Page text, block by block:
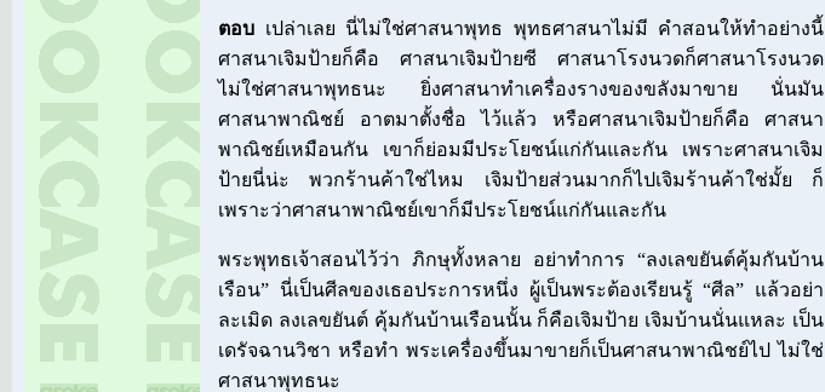
ตอบ เปล่าเลย นี่ไม่ใช่ศาสนาพุทธ พุทธศาสนาไม่มี คำสอนให้ทำอย่างนี้
ศาสนาเจิมป้ายก็คือ ศาสนาเจิมป้ายซี ศาสนาโรงนวดก็ศาสนาโรงนวด
ไม่ใช่ศาสนาพุทธนะ ยิ่งศาสนาทำเครื่องรางของขลังมาขาย นั่นมัน
ศาสนาพาณิชย์ อาตมาตั้งชื่อ ไว้แล้ว หรือศาสนาเจิมป้ายก็คือ ศาสนา
พาณิชย์เหมือนกัน เขาก็ย่อมมีประโยชน์แก่กันและกัน เพราะศาสนาเจิม
ป้ายนี่น่ะ พวกร้านค้าใช่ไหม เจิมป้ายส่วนมากก็ไปเจิมร้านค้าใช่มั้ย ก็
เพราะว่าศาสนาพาณิชย์เขาก็มีประโยชน์แก่กันและกัน
พระพุทธเจ้าสอนไว้ว่า ภิกษุทั้งหลาย อย่าทำการ “ลงเลขยันต์คุ้มกันบ้าน
เรือน” นี่เป็นศีลของเธอประการหนึ่ง ผู้เป็นพระต้องเรียนรู้ “ศีล” แล้วอย่า
ละเมิด ลงเลขยันต์ คุ้มกันบ้านเรือนนั้น ก็คือเจิมป้าย เจิมบ้านนั่นแหละ เป็น
เดรัจฉานวิชา หรือทำ พระเครื่องขึ้นมาขายก็เป็นศาสนาพาณิชย์ไป ไม่ใช่
ศาสนาพุทธนะ